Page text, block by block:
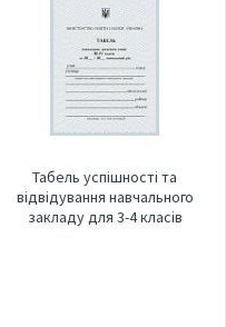
Табель успішності та
відвідування навчального
закладу для 3-4 класів